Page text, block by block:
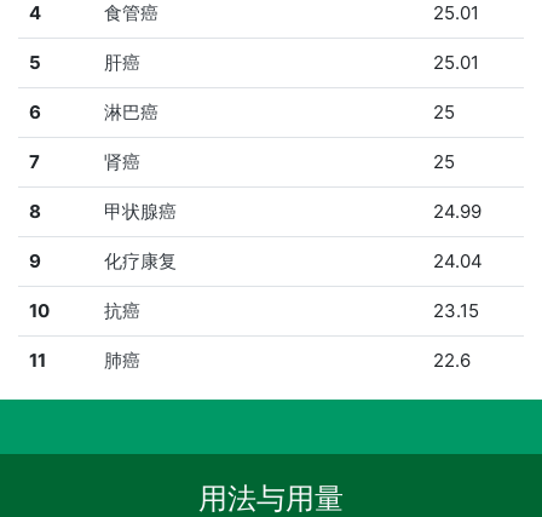
4 食管癌 25.01
5 肝癌 25.01
6 淋巴癌 25
7 肾癌 25
8 甲状腺癌 24.99
9 化疗康复 24.04
10 抗癌 23.15
11 肺癌 22.6
用法与用量